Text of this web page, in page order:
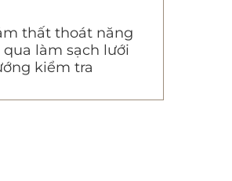
thất thoát năng
làm sạch lưới
kiểm tra